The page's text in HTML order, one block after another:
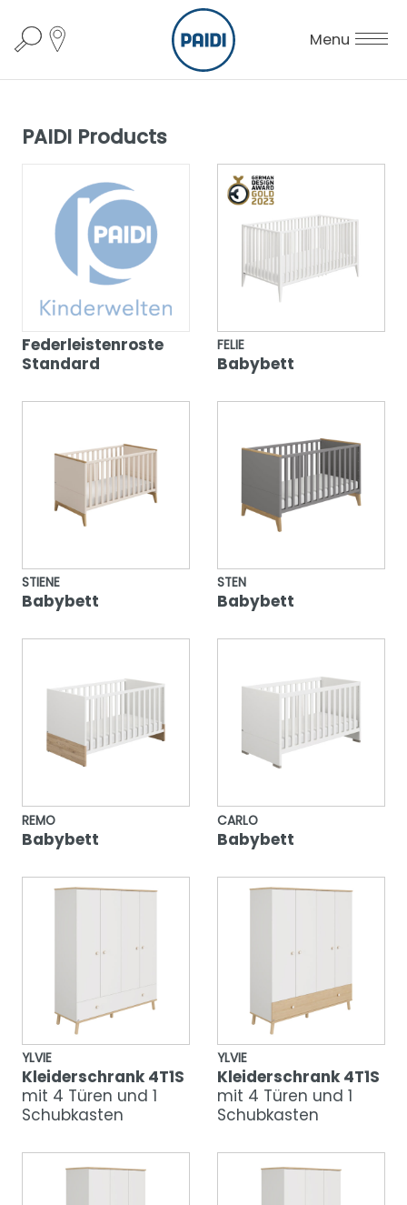
Menu
PAIDI Products
Federleistenroste
Standard
FELIE
Babybett
STIENE
Babybett
STEN
Babybett
REMO
Babybett
CARLO
Babybett
YLVIE
Kleiderschrank 4T1S
mit 4 Türen und 1
Schubkasten
YLVIE
Kleiderschrank 4T1S
mit 4 Türen und 1
Schubkasten